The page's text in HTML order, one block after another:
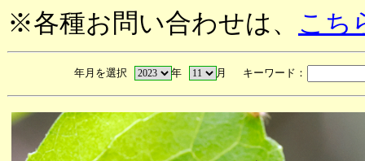
※各種お問い合わせは、 こち
年月を選択 年 月 キーワード：